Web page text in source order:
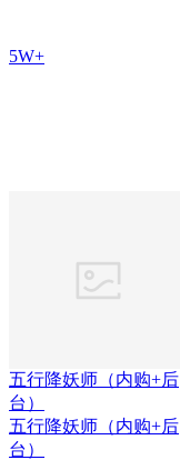
5W+
五行降妖师（内购+后
台）
五行降妖师（内购+后
台）